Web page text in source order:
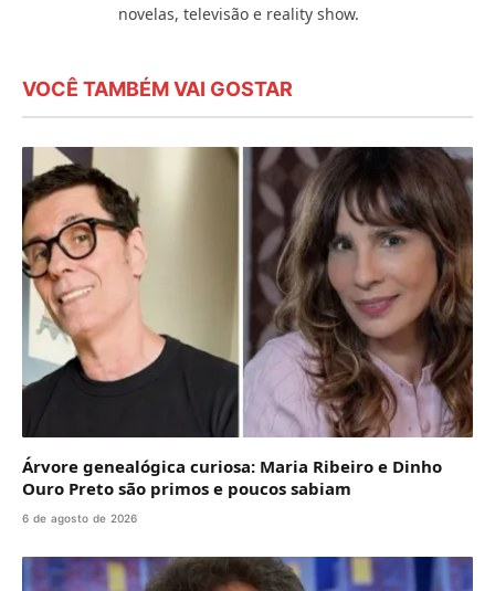
novelas, televisão e reality show.
VOCÊ TAMBÉM VAI GOSTAR
Árvore genealógica curiosa: Maria Ribeiro e Dinho
Ouro Preto são primos e poucos sabiam
6 de agosto de 2026